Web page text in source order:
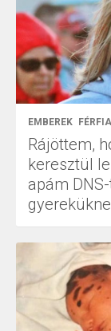
EMBEREK
Rájöttem,
keresztül
apám